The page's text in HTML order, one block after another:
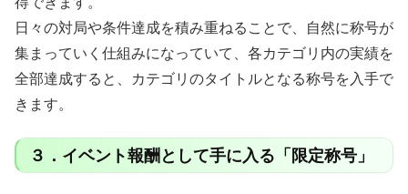
日々の対局や条件達成を積み重ねることで、自然に称号が
集まっていく仕組みになっていて、各カテゴリ内の実績を
全部達成すると、カテゴリのタイトルとなる称号を入手で
きます。
３．イベント報酬として手に入る「限定称号」